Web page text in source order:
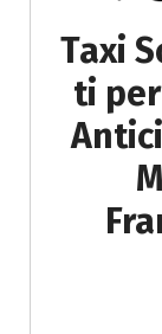
Taxi
ti